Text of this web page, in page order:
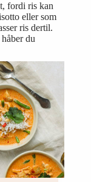
fordi ris kan
eller som
ris dertil.
du